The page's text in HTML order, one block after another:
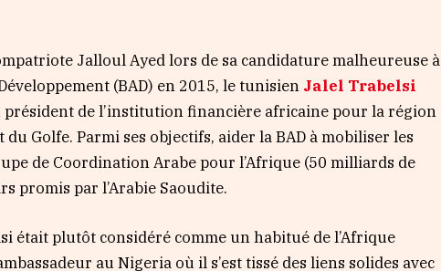
Jalloul Ayed lors de sa candidature malheureuse à
(BAD) en 2015, le tunisien Jalel Trabelsi
président de l’institution financière africaine pour la région
Golfe. Parmi ses objectifs, aider la BAD à mobiliser les
de Coordination Arabe pour l’Afrique (50 milliards de
promis par l’Arabie Saoudite.
était plutôt considéré comme un habitué de l’Afrique
au Nigeria où il s’est tissé des liens solides avec